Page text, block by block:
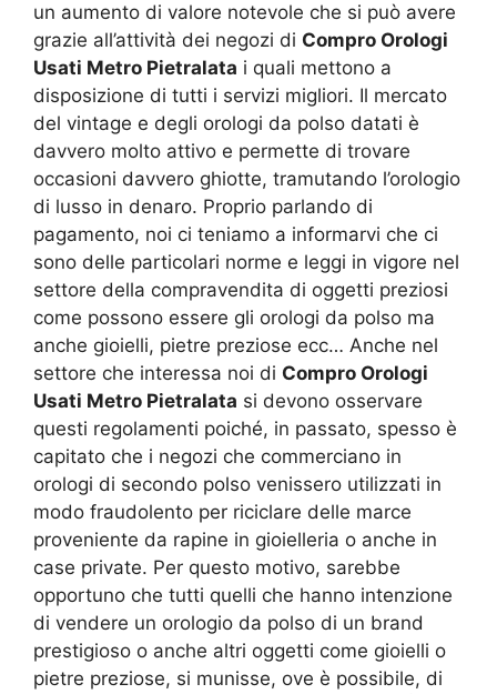
un aumento di valore notevole che si può avere
grazie all’attività dei negozi di Compro Orologi
Usati Metro Pietralata i quali mettono a
disposizione di tutti i servizi migliori. Il mercato
del vintage e degli orologi da polso datati è
davvero molto attivo e permette di trovare
occasioni davvero ghiotte, tramutando l’orologio
di lusso in denaro. Proprio parlando di
pagamento, noi ci teniamo a informarvi che ci
sono delle particolari norme e leggi in vigore nel
settore della compravendita di oggetti preziosi
come possono essere gli orologi da polso ma
anche gioielli, pietre preziose ecc… Anche nel
settore che interessa noi di Compro Orologi
Usati Metro Pietralata si devono osservare
questi regolamenti poiché, in passato, spesso è
capitato che i negozi che commerciano in
orologi di secondo polso venissero utilizzati in
modo fraudolento per riciclare delle marce
proveniente da rapine in gioielleria o anche in
case private. Per questo motivo, sarebbe
opportuno che tutti quelli che hanno intenzione
di vendere un orologio da polso di un brand
prestigioso o anche altri oggetti come gioielli o
pietre preziose, si munisse, ove è possibile, di